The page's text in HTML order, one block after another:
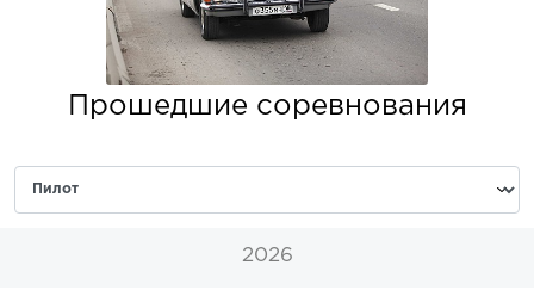
Прошедшие соревнования
2026